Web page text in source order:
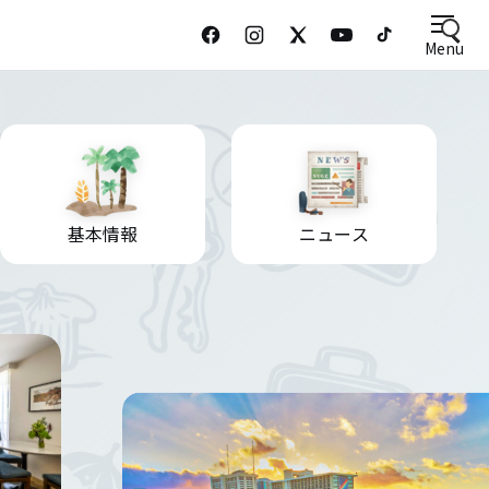
Menu
基本情報 ニュース